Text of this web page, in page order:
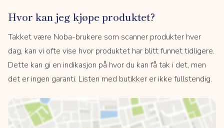
Hvor kan jeg kjøpe produktet?
Takket være Noba-brukere som scanner produkter hver
dag, kan vi ofte vise hvor produktet har blitt funnet tidligere.
Dette kan gi en indikasjon på hvor du kan få tak i det, men
det er ingen garanti. Listen med butikker er ikke fullstendig.